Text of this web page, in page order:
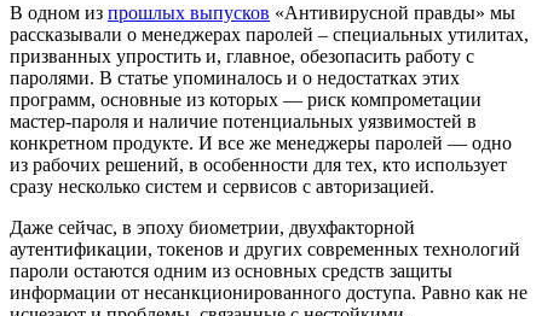
В одном из прошлых выпусков «Антивирусной правды» мы
рассказывали о менеджерах паролей – специальных утилитах,
призванных упростить и, главное, обезопасить работу с
паролями. В статье упоминалось и о недостатках этих
программ, основные из которых — риск компрометации
мастер-пароля и наличие потенциальных уязвимостей в
конкретном продукте. И все же менеджеры паролей — одно
из рабочих решений, в особенности для тех, кто использует
сразу несколько систем и сервисов с авторизацией.
Даже сейчас, в эпоху биометрии, двухфакторной
аутентификации, токенов и других современных технологий
пароли остаются одним из основных средств защиты
информации от несанкционированного доступа. Равно как не